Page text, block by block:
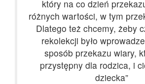
który na co dzień
różnych wartości, w tym
Dlatego też chcemy, żeby
rekolekcji było
sposób przekazu wiary,
przystępny dla rodzica, i
dziecka”